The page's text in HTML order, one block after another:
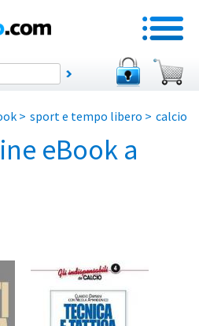
> sport e tempo libero > calcio
eBook a